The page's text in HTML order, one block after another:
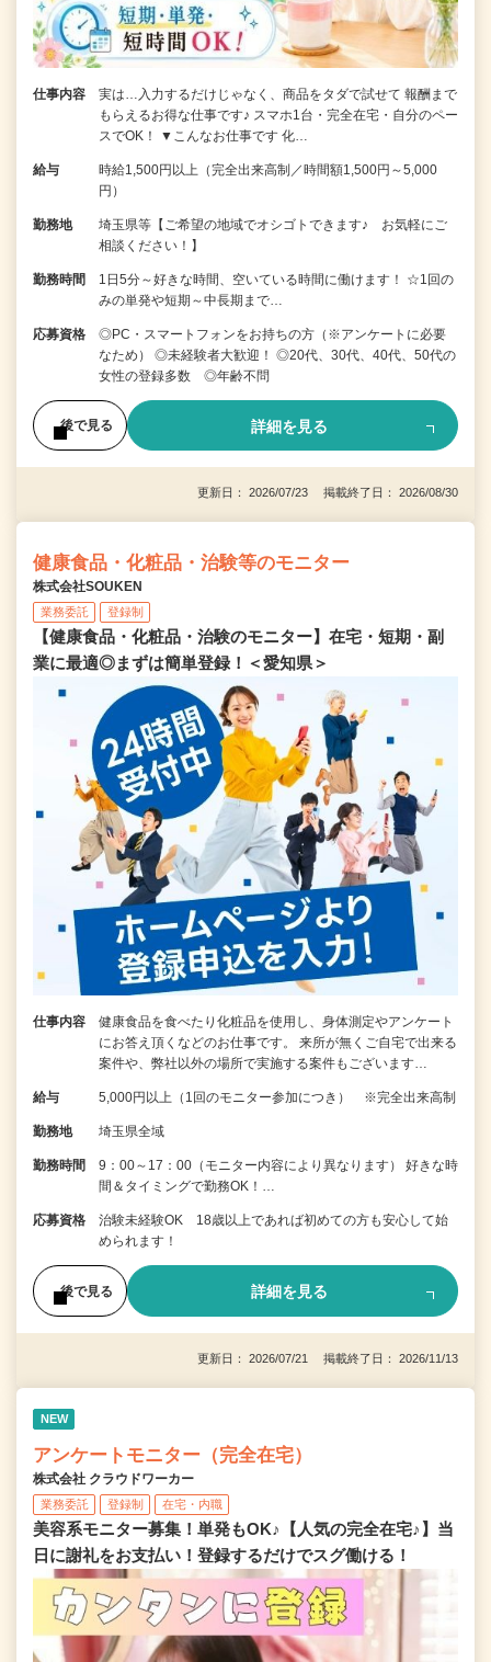
仕事内容
実は…入力するだけじゃなく、商品をタダで試せて 報酬まで
もらえるお得な仕事です♪ スマホ1台・完全在宅・自分のペー
スでOK！ ▼こんなお仕事です 化…
給与
時給1,500円以上（完全出来高制／時間額1,500円～5,000
円）
勤務地
埼玉県等【ご希望の地域でオシゴトできます♪ お気軽にご
相談ください！】
勤務時間
1日5分～好きな時間、空いている時間に働けます！ ☆1回の
みの単発や短期～中長期まで…
応募資格
◎PC・スマートフォンをお持ちの方（※アンケートに必要
なため） ◎未経験者大歓迎！ ◎20代、30代、40代、50代の
女性の登録多数 ◎年齢不問
後で見る 詳細を見る
更新日： 2026/07/23 掲載終了日： 2026/08/30
健康食品・化粧品・治験等のモニター
株式会社SOUKEN
業務委託 登録制
【健康食品・化粧品・治験のモニター】在宅・短期・副
業に最適◎まずは簡単登録！＜愛知県＞
仕事内容
健康食品を食べたり化粧品を使用し、身体測定やアンケート
にお答え頂くなどのお仕事です。 来所が無くご自宅で出来る
案件や、弊社以外の場所で実施する案件もございます…
給与 5,000円以上（1回のモニター参加につき） ※完全出来高制
勤務地 埼玉県全域
勤務時間
9：00～17：00（モニター内容により異なります） 好きな時
間＆タイミングで勤務OK！…
応募資格
治験未経験OK 18歳以上であれば初めての方も安心して始
められます！
後で見る 詳細を見る
更新日： 2026/07/21 掲載終了日： 2026/11/13
NEW
アンケートモニター（完全在宅）
株式会社 クラウドワーカー
業務委託 登録制 在宅・内職
美容系モニター募集！単発もOK♪【人気の完全在宅♪】当
日に謝礼をお支払い！登録するだけでスグ働ける！